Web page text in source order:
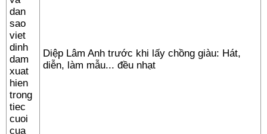
Diệp Lâm Anh trước khi lấy chồng giàu: Hát,
diễn, làm mẫu... đều nhạt